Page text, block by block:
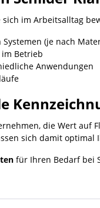
im Arbeitsalltag
(je nach
Betrieb
Anwendungen
die Wert auf
sich damit optimal
für Ihren Bedarf bei